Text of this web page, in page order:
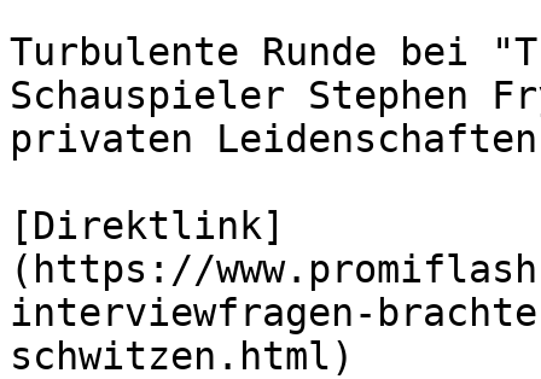
Turbulente Runde bei
Schauspieler Stephen
privaten
[Direktlink]
(https://
interviewfragen-
schwitzen.html)